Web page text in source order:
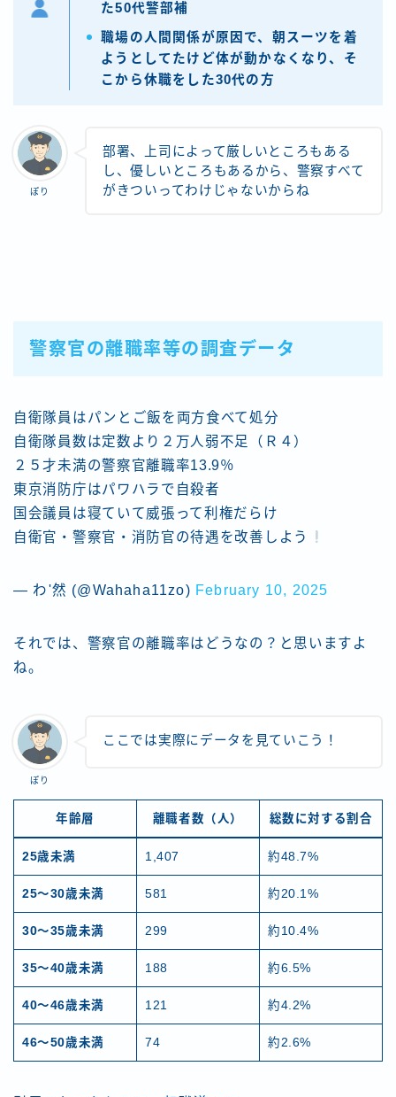
た50代警部補
職場の人間関係が原因で、朝スーツを着
ようとしてたけど体が動かなくなり、そ
こから休職をした30代の方
ぽり
部署、上司によって厳しいところもある
し、優しいところもあるから、警察すべて
がきついってわけじゃないからね
警察官の離職率等の調査データ
自衛隊員はパンとご飯を両方食べて処分
自衛隊員数は定数より２万人弱不足（Ｒ４）
２５才未満の警察官離職率13.9％
東京消防庁はパワハラで自殺者
国会議員は寝ていて威張って利権だらけ
自衛官・警察官・消防官の待遇を改善しよう
— わ'然 (@Wahaha11zo) February 10, 2025
それでは、警察官の離職率はどうなの？と思いますよ
ね。
ぽり
ここでは実際にデータを見ていこう！
年齢層 離職者数（人） 総数に対する割合
25歳未満 1,407 約48.7%
25〜30歳未満 581 約20.1%
30〜35歳未満 299 約10.4%
35〜40歳未満 188 約6.5%
40〜46歳未満 121 約4.2%
46〜50歳未満 74 約2.6%